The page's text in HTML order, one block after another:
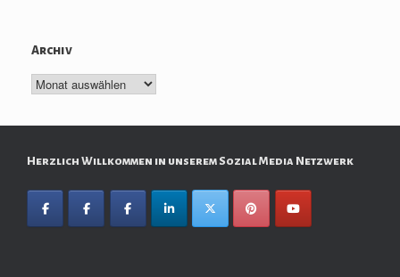
Archiv
Archiv
Herzlich Willkommen in unserem Sozial Media Netzwerk